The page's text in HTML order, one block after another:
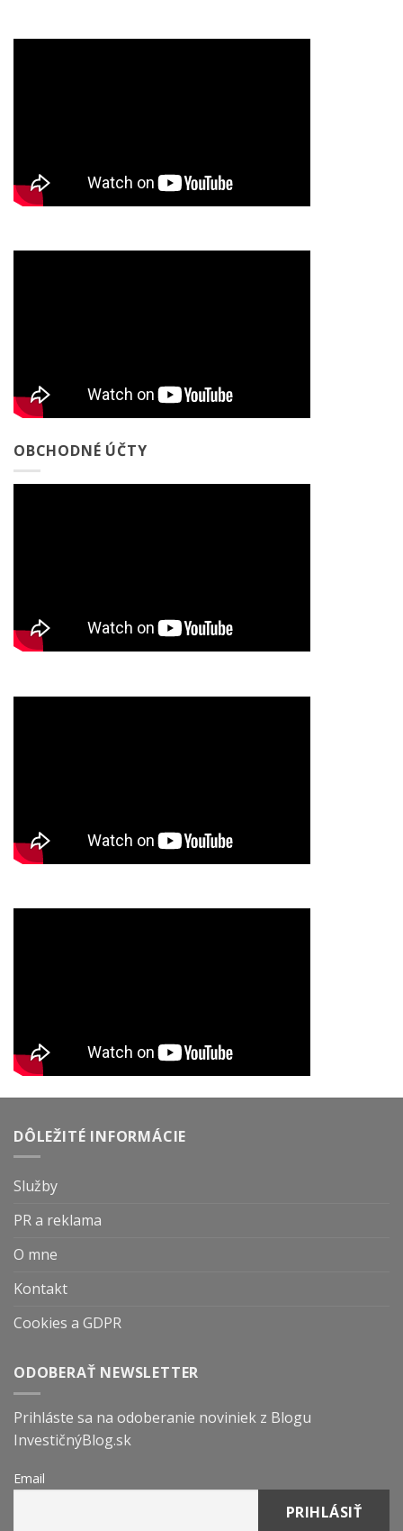
OBCHODNÉ ÚČTY
DÔLEŽITÉ INFORMÁCIE
Služby
PR a reklama
O mne
Kontakt
Cookies a GDPR
ODOBERAŤ NEWSLETTER
Prihláste sa na odoberanie noviniek z Blogu
InvestičnýBlog.sk
Email